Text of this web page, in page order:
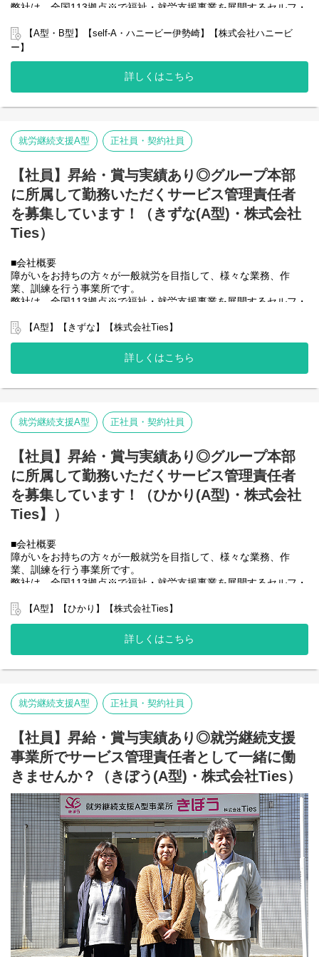
・その他支援記録作成 など
基本的に食事や入浴、排泄のような介助・介護の作業はありませ
ん。
未経験の方でもご安心ください！
〈とある1日のスケジュール〉
8:30 送迎対応
９:00 作業支援・業務開始
12:00 休憩・昼食
13:00 作業支援・業務開始
14:30 送迎対応
15:00 支援記録作成
15:30 ／退社
パターン②
9:15 施設外先送迎対応
10:00 作業支援・業務開始
12:00 休憩・昼食
13:00 作業支援・業務開始
15:30 支援記録作成
16:00 ／退社
弊社は、全国113拠点※で福祉・就労支援事業を展開するセルフ・
グループ全体で培った豊富なノウハウとネットワークを活かし、
スタッフが安心して長く働ける職場づくりに取り組んでいます。
弊社グループでは主に以下のパターンの事業所を全国に展開をさ
せて頂いております。
【就労継続支援A型事業所】
般就労を目指すサービス。
【就労継続支援B型事業所】
般就労を目指す、または高い工賃を目指すサービス。
【共同生活援助（障がい者グループホーム）】
⇒将来の自立した生活や就労を見据え、生活する力や困難を解決
する力、 働く力などを身につけるサービス。
■業務内容
いていただくサービス管理責任者を募集しています。
＼普段は自宅最寄りの事業所で勤務していただいてOK！／
本部に所属して直営店事業所や加盟店事業所のSVを担って頂きま
す。
また直営店事業所でサビ管の欠員が出た場合は一定期間現場へフ
ォローに入っていただくこともあります。
直営店事業所、加盟店事業所のSV業務/就労施設でのサービス管理
責任者の業務
いきます。）
・利用者さん、ご両親、外部関係機関との連絡調整。
・その他、付随する業務
弊社グループのサービス管理責任者の業務内容は他社さんと比べ
て働き安い環境を整え業務負荷を減らす工夫をしております。
・支援費請求は行いません。代理請求を導入していますので利用
記録のチェックのみです。
・個別支援計画、ケース記録を含めた必要な様々な書類は管理シ
ステムを使用しているのでPC１つで管理できる体制となっていま
す。
・行政への変更届等の提出書類のサポートも会社として行ってい
して働ける環境が整っています。
【A型・B型】【self-A・ハニービー伊勢崎】【株式会社ハニービ
ー】
詳しくはこちら
就労継続支援A型 正社員・契約社員
【社員】昇給・賞与実績あり◎グループ本部
に所属して勤務いただくサービス管理責任者
を募集しています！（きずな(A型)・株式会社
Ties）
■会社概要
障がいをお持ちの方々が一般就労を目指して、様々な業務、作
業、訓練を行う事業所です。
弊社は、全国113拠点※で福祉・就労支援事業を展開するセルフ・
グループ全体で培った豊富なノウハウとネットワークを活かし、
弊社グループでは主に以下のパターンの事業所を全国に展開をさ
【就労継続支援A型事業所】
般就労を目指すサービス。
【就労継続支援B型事業所】
般就労を目指す、または高い工賃を目指すサービス。
【共同生活援助（障がい者グループホーム）】
⇒将来の自立した生活や就労を見据え、生活する力や困難を解決
する力、 働く力などを身につけるサービス。
■業務内容
いていただくサービス管理責任者を募集しています。
＼普段は自宅最寄りの事業所で勤務していただいてOK！／
本部に所属して直営店事業所や加盟店事業所のSVを担って頂きま
す。
また直営店事業所でサビ管の欠員が出た場合は一定期間現場へフ
直営店事業所、加盟店事業所のSV業務/就労施設でのサービス管理
責任者の業務
いきます。）
・利用者さん、ご両親、外部関係機関との連絡調整。
・その他、付随する業務
弊社グループのサービス管理責任者の業務内容は他社さんと比べ
て働き安い環境を整え業務負荷を減らす工夫をしております。
・支援費請求は行いません。代理請求を導入していますので利用
記録のチェックのみです。
・個別支援計画、ケース記録を含めた必要な様々な書類は管理シ
ステムを使用しているのでPC１つで管理できる体制となっていま
す。
・行政への変更届等の提出書類のサポートも会社として行ってい
るので資格はもっているが、正直できるか自信のない方でも安心
して働ける環境が整っています。
【A型】【きずな】【株式会社Ties】
詳しくはこちら
就労継続支援A型 正社員・契約社員
【社員】昇給・賞与実績あり◎グループ本部
に所属して勤務いただくサービス管理責任者
を募集しています！（ひかり(A型)・株式会社
Ties】）
■会社概要
障がいをお持ちの方々が一般就労を目指して、様々な業務、作
業、訓練を行う事業所です。
弊社は、全国113拠点※で福祉・就労支援事業を展開するセルフ・
グループ全体で培った豊富なノウハウとネットワークを活かし、
弊社グループでは主に以下のパターンの事業所を全国に展開をさ
【就労継続支援A型事業所】
般就労を目指すサービス。
【就労継続支援B型事業所】
般就労を目指す、または高い工賃を目指すサービス。
【共同生活援助（障がい者グループホーム）】
⇒将来の自立した生活や就労を見据え、生活する力や困難を解決
する力、 働く力などを身につけるサービス。
■業務内容
こちらの求人は事業所配置ではなく、グループ本部に所属して働
いていただくサービス管理責任者を募集しています。
＼普段は自宅最寄りの事業所で勤務していただいてOK！／
本部に所属して直営店事業所や加盟店事業所のSVを担って頂きま
す。
出張が多くなりますので待遇も高くなっております。
また直営店事業所でサビ管の欠員が出た場合は一定期間現場へフ
ォローに入っていただくこともあります。
直営店事業所、加盟店事業所のSV業務/就労施設でのサービス管理
責任者の業務
【A型】【ひかり】【株式会社Ties】
詳しくはこちら
就労継続支援A型 正社員・契約社員
【社員】昇給・賞与実績あり◎就労継続支援
事業所でサービス管理責任者として一緒に働
きませんか？（きぼう(A型)・株式会社Ties）